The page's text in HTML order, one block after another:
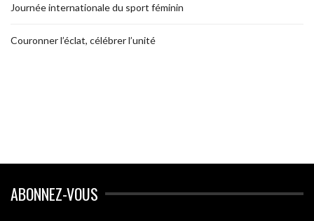
Journée internationale du sport féminin
Couronner l’éclat, célébrer l’unité
ABONNEZ-VOUS